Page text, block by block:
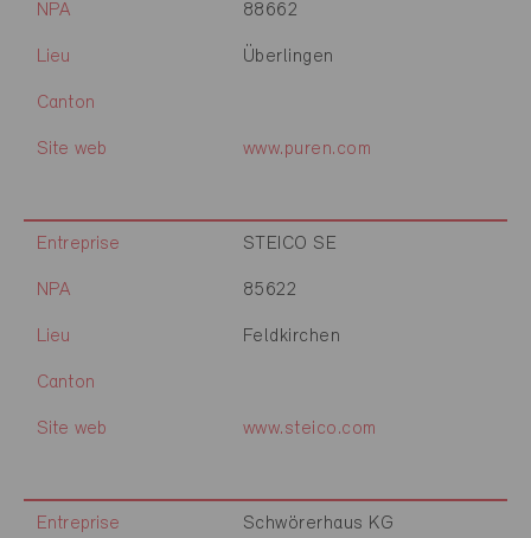
NPA 88662
Lieu Überlingen
Canton
Site web www.puren.com
Entreprise STEICO SE
NPA 85622
Lieu Feldkirchen
Canton
Site web www.steico.com
Entreprise Schwörerhaus KG